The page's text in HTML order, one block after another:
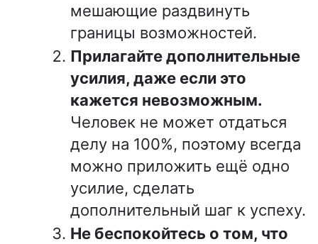
мешающие раздвинуть
границы возможностей.
Прилагайте дополнительные
усилия, даже если это
кажется невозможным.
Человек не может отдаться
делу на 100%, поэтому всегда
можно приложить ещё одно
усилие, сделать
дополнительный шаг к успеху.
Не беспокойтесь о том, что